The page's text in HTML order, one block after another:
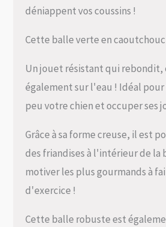
déniappent vos coussins !
Cette balle verte en
Un jouet résistant qui
également sur l'eau ! Idéal
peu votre chien et occuper ses
Grâce à sa forme creuse, il est
des friandises à l'intérieur de la
motiver les plus gourmands à
d'exercice !
Cette balle robuste est